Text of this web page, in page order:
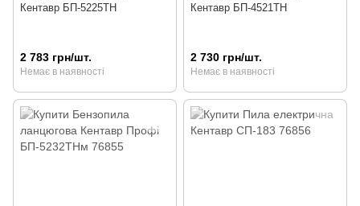
Кентавр БП-5225ТН
2 783 грн/шт.
Немає в наявності
Кентавр БП-4521ТН
2 730 грн/шт.
Немає в наявності